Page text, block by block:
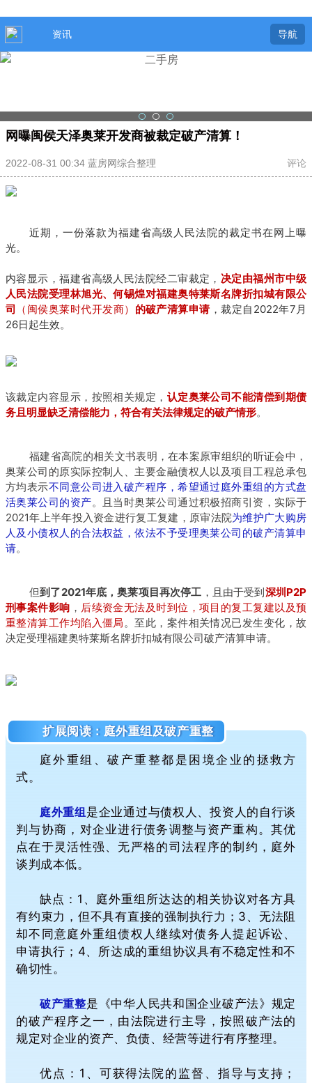
资讯 导航
网曝闽侯天泽奥莱开发商被裁定破产清算！
2022-08-31 00:34 蓝房网综合整理 评论
近期，一份落款为福建省高级人民法院的裁定书在网上曝
光。
内容显示，福建省高级人民法院经二审裁定， 决定由福州市中级
人民法院受理林旭光、何锡煌对福建奥特莱斯名牌折扣城有限公
司 （闽侯奥莱时代开发商） 的破产清算申请 ，裁定自2022年7月
26日起生效。
该裁定内容显示，按照相关规定， 认定奥莱公司不能清偿到期债
务且明显缺乏清偿能力，符合有关法律规定的破产情形。
福建省高院的相关文书表明，在本案原审组织的听证会中，
奥莱公司的原实际控制人、主要金融债权人以及项目工程总承包
方均表示不同意公司进入破产程序，希望通过庭外重组的方式盘
活奥莱公司的资产。且当时奥莱公司通过积极招商引资，实际于
2021年上半年投入资金进行复工复建，原审法院为维护广大购房
人及小债权人的合法权益，依法不予受理奥莱公司的破产清算申
请。
但到了2021年底，奥莱项目再次停工 ，且由于受到深圳P2P
刑事案件影响 ， 后续资金无法及时到位，项目的复工复建以及预
重整清算工作均陷入僵局。至此，案件相关情况已发生变化，故
决定受理福建奥特莱斯名牌折扣城有限公司破产清算申请。
扩展阅读：庭外重组及破产重整
庭外重组、破产重整都是困境企业的拯救方
式。
庭外重组是企业通过与债权人、投资人的自行谈
判与协商，对企业进行债务调整与资产重构。其优
点在于灵活性强、无严格的司法程序的制约，庭外
谈判成本低。
缺点：1、庭外重组所达达的相关协议对各方具
有约束力，但不具有直接的强制执行力；3、无法阻
却不同意庭外重组债权人继续对债务人提起诉讼、
申请执行；4、所达成的重组协议具有不稳定性和不
确切性。
破产重整是《中华人民共和国企业破产法》规定
的破产程序之一，由法院进行主导，按照破产法的
规定对企业的资产、负债、经营等进行有序整理。
优点：1、可获得法院的监督、指导与支持；